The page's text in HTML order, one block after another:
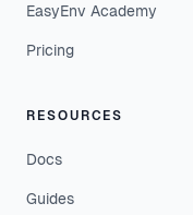
EasyEnv Academy
Pricing
RESOURCES
Docs
Guides